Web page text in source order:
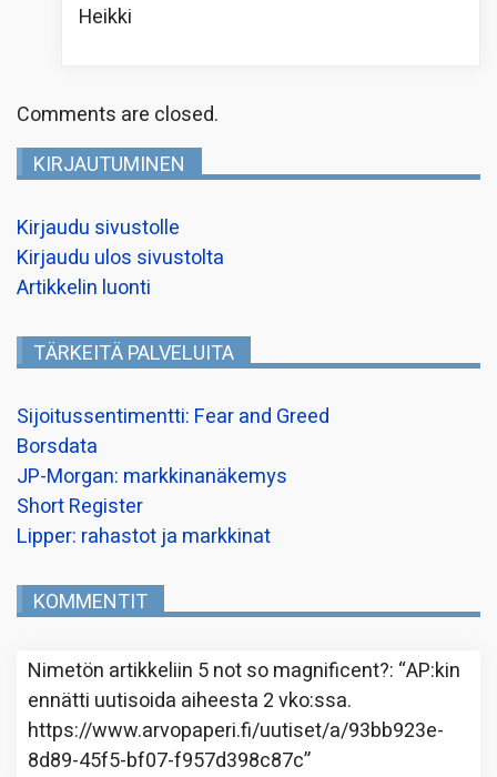
Heikki
Comments are closed.
KIRJAUTUMINEN
Kirjaudu sivustolle
Kirjaudu ulos sivustolta
Artikkelin luonti
TÄRKEITÄ PALVELUITA
Sijoitussentimentti: Fear and Greed
Borsdata
JP-Morgan: markkinanäkemys
Short Register
Lipper: rahastot ja markkinat
KOMMENTIT
Nimetön artikkeliin 5 not so magnificent?: “AP:kin
ennätti uutisoida aiheesta 2 vko:ssa.
https://www.arvopaperi.fi/uutiset/a/93bb923e-
8d89-45f5-bf07-f957d398c87c”